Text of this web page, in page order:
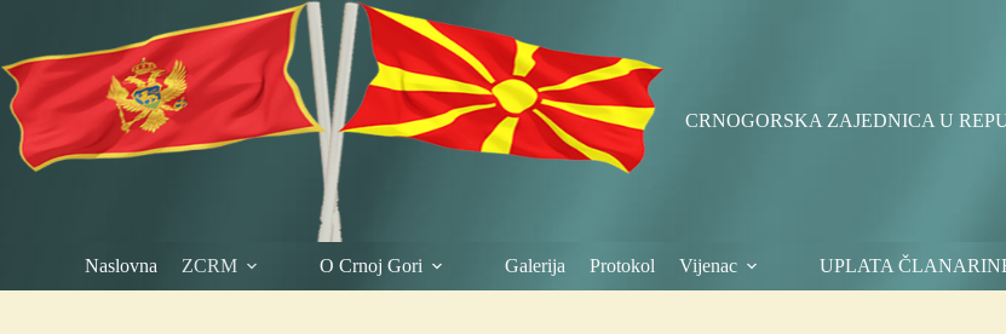
content
CRNOGORSKA ZAJEDNICA U
Naslovna ZCRM O Crnoj Gori Galerija Protokol Vijenac UPLATA